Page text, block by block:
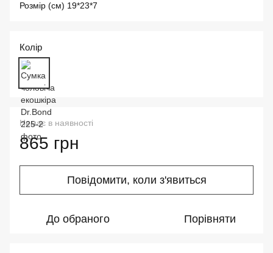
Розмір (см) 19*23*7
Колір
Немає в наявності
865 грн
Повідомити, коли з'явиться
До обраного Порівняти